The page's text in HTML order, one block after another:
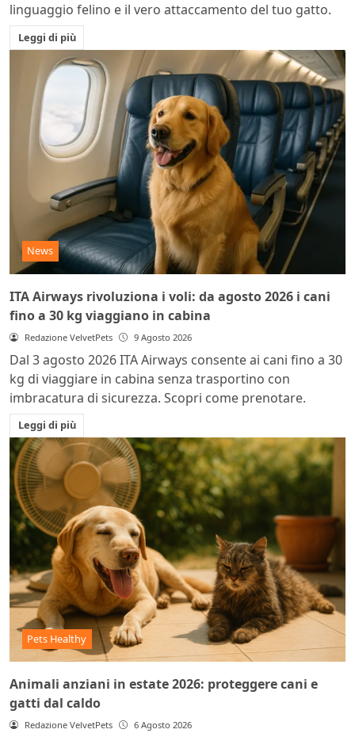
linguaggio felino e il vero attaccamento del tuo gatto.
Leggi di più
News
ITA Airways rivoluziona i voli: da agosto 2026 i cani
fino a 30 kg viaggiano in cabina
Redazione VelvetPets 9 Agosto 2026
Dal 3 agosto 2026 ITA Airways consente ai cani fino a 30
kg di viaggiare in cabina senza trasportino con
imbracatura di sicurezza. Scopri come prenotare.
Leggi di più
Pets Healthy
Animali anziani in estate 2026: proteggere cani e
gatti dal caldo
Redazione VelvetPets 6 Agosto 2026